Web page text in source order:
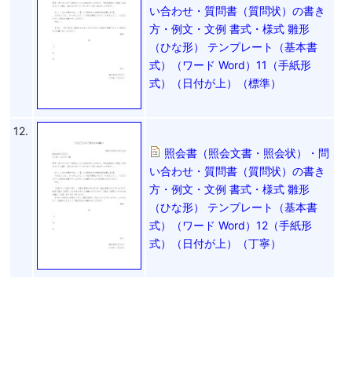
い合わせ・質問書（質問状）の書き
方・例文・文例 書式・様式 雛形
（ひな形） テンプレート（基本書
式）（ワード Word）11（手紙形
式）（日付が上）（標準）
12.
照会書（照会文書・照会状）・問
い合わせ・質問書（質問状）の書き
方・例文・文例 書式・様式 雛形
（ひな形） テンプレート（基本書
式）（ワード Word）12（手紙形
式）（日付が上）（丁寧）